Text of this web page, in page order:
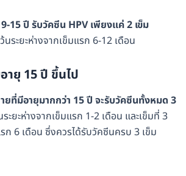
15 ปี รับวัคซีน HPV เพียงแค่ 2 เข็ม
นระยะห่างจากเข็มแรก 6-12 เดือน
ยุ 15 ปี ขึ้นไป
ที่มีอายุมากกว่า 15 ปี จะรับวัคซีนทั้งหมด 3
ะยะห่างจากเข็มแรก 1-2 เดือน และเข็มที่ 3
รก 6 เดือน ซึ่งควรได้รับวัคซีนครบ 3 เข็ม